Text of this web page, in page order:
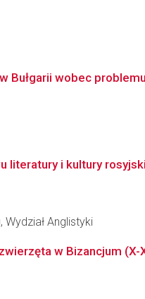
Bułgarii wobec
literatury i kultury
Anglistyki
w Bizancjum (X-